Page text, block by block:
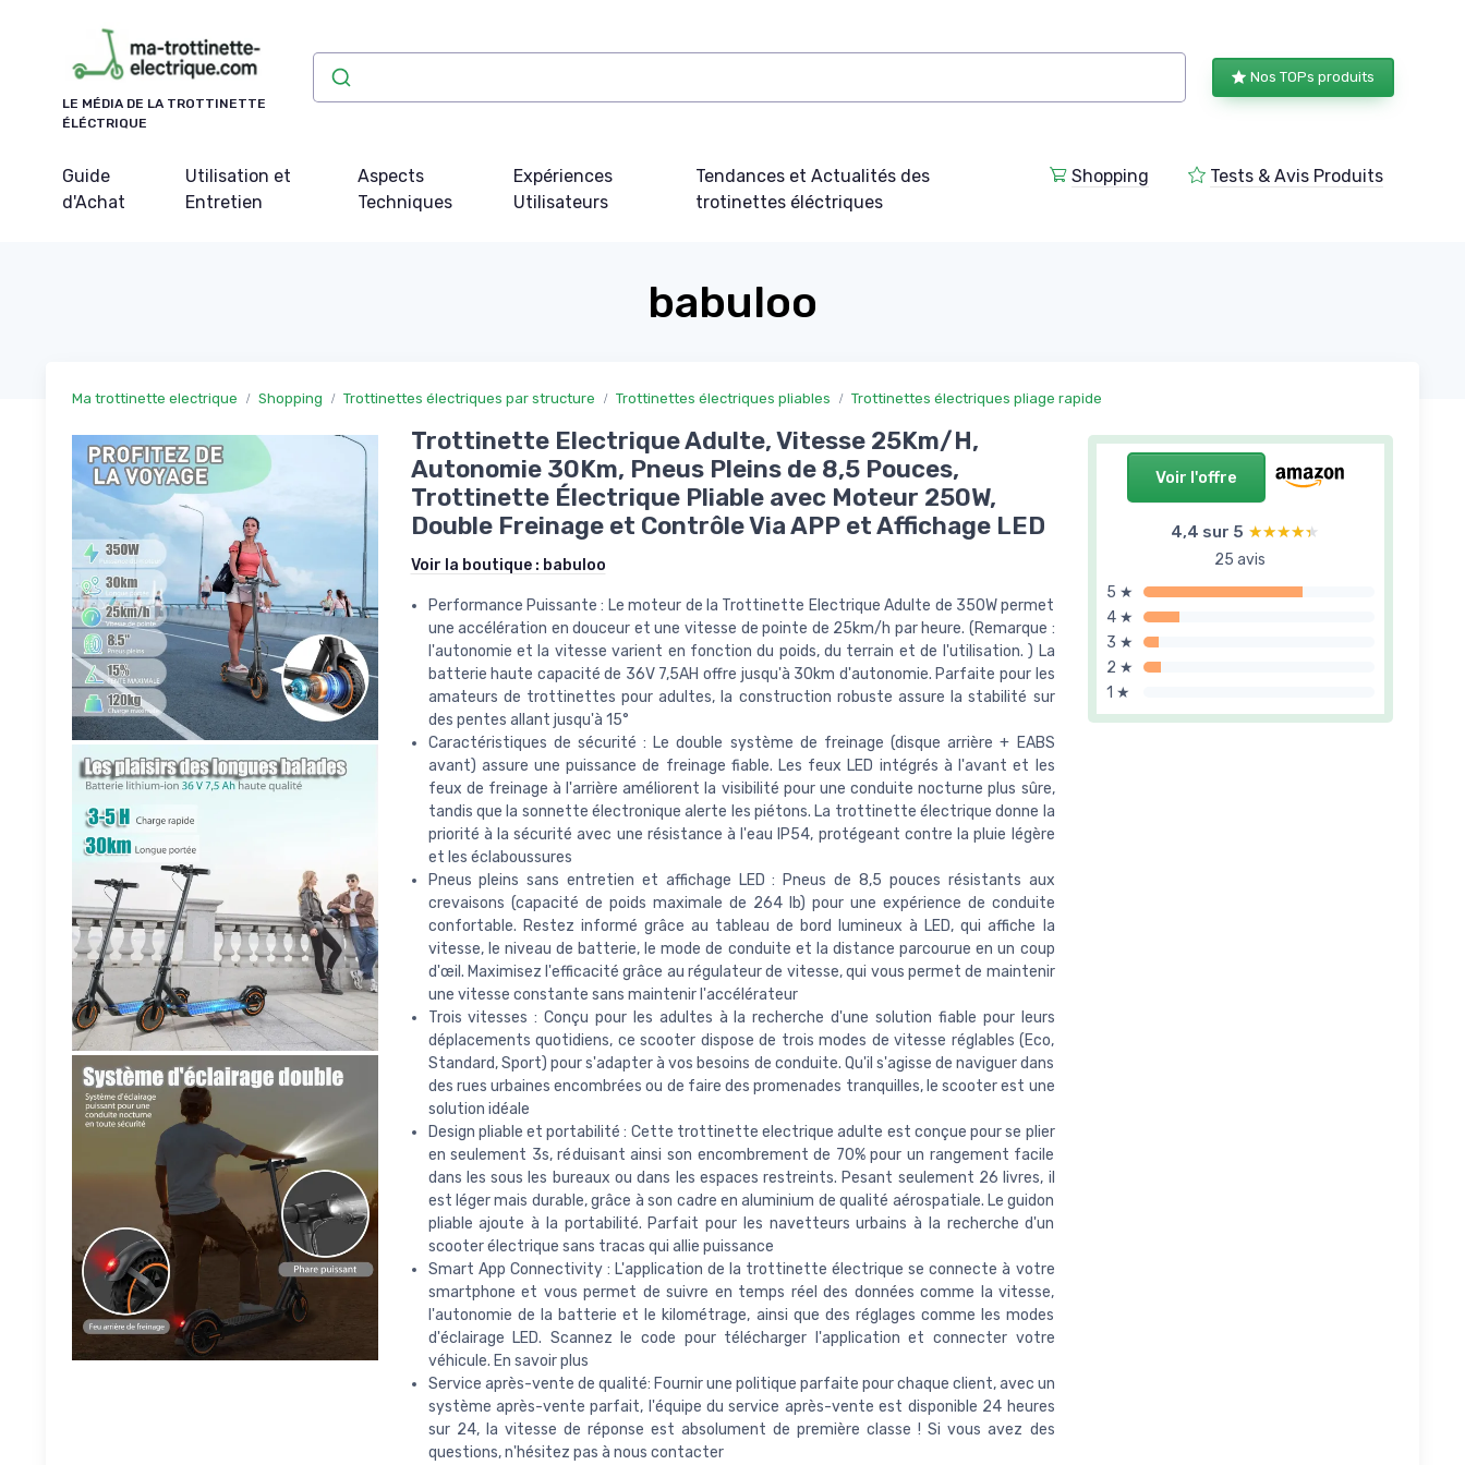
LE MÉDIA DE LA TROTTINETTE
ÉLÉCTRIQUE
Nos TOPs produits
Guide
d'Achat
Utilisation et
Entretien
Aspects
Techniques
Expériences
Utilisateurs
Tendances et Actualités des
trotinettes éléctriques
Shopping Tests & Avis Produits
babuloo
Ma trottinette electrique Shopping Trottinettes électriques par structure Trottinettes électriques pliables Trottinettes électriques pliage rapide
Voir l'offre
4,4 sur 5 ★★★★★
★★★★★
25 avis
5 ★
4 ★
3 ★
2 ★
1 ★
Trottinette Electrique Adulte, Vitesse 25Km/H,
Autonomie 30Km, Pneus Pleins de 8,5 Pouces,
Trottinette Électrique Pliable avec Moteur 250W,
Double Freinage et Contrôle Via APP et Affichage LED
Voir la boutique : babuloo
Performance Puissante : Le moteur de la Trottinette Electrique Adulte de 350W permet
une accélération en douceur et une vitesse de pointe de 25km/h par heure. (Remarque :
l'autonomie et la vitesse varient en fonction du poids, du terrain et de l'utilisation. ) La
batterie haute capacité de 36V 7,5AH offre jusqu'à 30km d'autonomie. Parfaite pour les
amateurs de trottinettes pour adultes, la construction robuste assure la stabilité sur
des pentes allant jusqu'à 15°
Caractéristiques de sécurité : Le double système de freinage (disque arrière + EABS
avant) assure une puissance de freinage fiable. Les feux LED intégrés à l'avant et les
feux de freinage à l'arrière améliorent la visibilité pour une conduite nocturne plus sûre,
tandis que la sonnette électronique alerte les piétons. La trottinette électrique donne la
priorité à la sécurité avec une résistance à l'eau IP54, protégeant contre la pluie légère
et les éclaboussures
Pneus pleins sans entretien et affichage LED : Pneus de 8,5 pouces résistants aux
crevaisons (capacité de poids maximale de 264 lb) pour une expérience de conduite
confortable. Restez informé grâce au tableau de bord lumineux à LED, qui affiche la
vitesse, le niveau de batterie, le mode de conduite et la distance parcourue en un coup
d'œil. Maximisez l'efficacité grâce au régulateur de vitesse, qui vous permet de maintenir
une vitesse constante sans maintenir l'accélérateur
Trois vitesses : Conçu pour les adultes à la recherche d'une solution fiable pour leurs
déplacements quotidiens, ce scooter dispose de trois modes de vitesse réglables (Eco,
Standard, Sport) pour s'adapter à vos besoins de conduite. Qu'il s'agisse de naviguer dans
des rues urbaines encombrées ou de faire des promenades tranquilles, le scooter est une
solution idéale
Design pliable et portabilité : Cette trottinette electrique adulte est conçue pour se plier
en seulement 3s, réduisant ainsi son encombrement de 70% pour un rangement facile
dans les sous les bureaux ou dans les espaces restreints. Pesant seulement 26 livres, il
est léger mais durable, grâce à son cadre en aluminium de qualité aérospatiale. Le guidon
pliable ajoute à la portabilité. Parfait pour les navetteurs urbains à la recherche d'un
scooter électrique sans tracas qui allie puissance
Smart App Connectivity : L'application de la trottinette électrique se connecte à votre
smartphone et vous permet de suivre en temps réel des données comme la vitesse,
l'autonomie de la batterie et le kilométrage, ainsi que des réglages comme les modes
d'éclairage LED. Scannez le code pour télécharger l'application et connecter votre
véhicule. En savoir plus
Service après-vente de qualité: Fournir une politique parfaite pour chaque client, avec un
système après-vente parfait, l'équipe du service après-vente est disponible 24 heures
sur 24, la vitesse de réponse est absolument de première classe ! Si vous avez des
questions, n'hésitez pas à nous contacter